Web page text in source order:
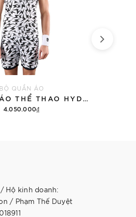
BỘ QUẦN ÁO
BỘ QUẦN ÁO THỂ THAO HYDROGEN THUNDERS TECH
4.050.000₫
Hộ kinh doanh:
/ Phạm Thế Duyệt